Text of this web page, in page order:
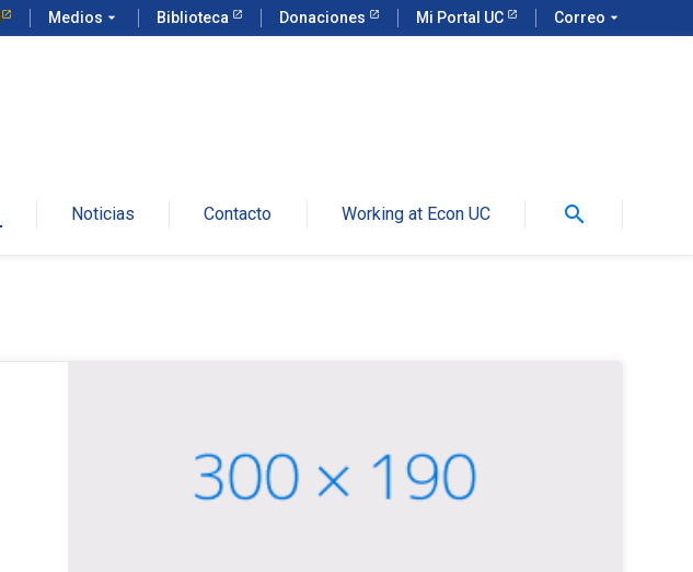
Medios arrow_drop_down Biblioteca Donaciones Mi Portal UC Correo arrow_drop_down
Noticias Contacto Working at Econ UC search